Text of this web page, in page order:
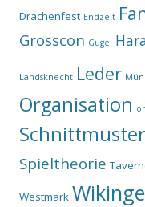
Drachenfest Endzeit
Grosscon Gugel
Landsknecht Leder
Organisation
Schnittmuster
Spieltheorie
Westmark